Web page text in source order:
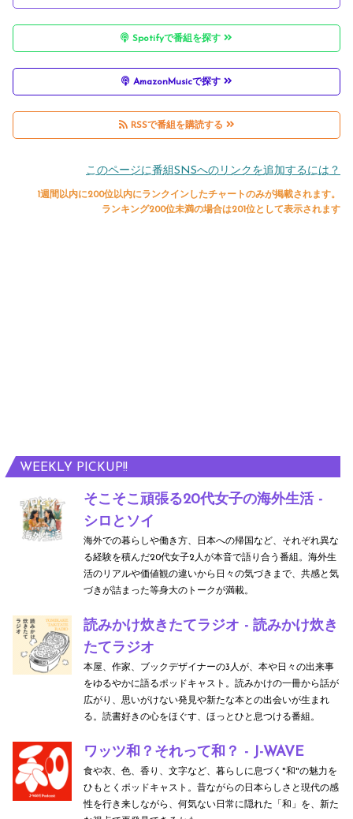
WEEKLY PICKUP!!
そこそこ頑張る20代女子の海外生活 -
シロとソイ
海外での暮らしや働き方、日本への帰国など、それぞれ異な
る経験を積んだ20代女子2人が本音で語り合う番組。海外生
活のリアルや価値観の違いから日々の気づきまで、共感と気
づきが詰まった等身大のトークが満載。
読みかけ炊きたてラジオ - 読みかけ炊き
たてラジオ
本屋、作家、ブックデザイナーの3人が、本や日々の出来事
をゆるやかに語るポッドキャスト。読みかけの一冊から話が
広がり、思いがけない発見や新たな本との出会いが生まれ
る。読書好きの心をほぐす、ほっとひと息つける番組。
ワッツ和？それって和？ - J-WAVE
食や衣、色、香り、文字など、暮らしに息づく"和"の魅力を
ひもとくポッドキャスト。昔ながらの日本らしさと現代の感
性を行き来しながら、何気ない日常に隠れた「和」を、新た
Spotifyで番組を探す
AmazonMusicで探す
RSSで番組を購読する
このページに番組SNSへのリンクを追加するには？
1週間以内に200位以内にランクインしたチャートのみが掲載されます。
ランキング200位未満の場合は201位として表示されます